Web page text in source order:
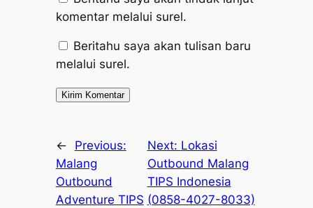
komentar melalui surel.
Beritahu saya akan tulisan baru
melalui surel.
←
Previous:
Malang
Outbound
Adventure TIPS
Next: Lokasi
Outbound Malang
TIPS Indonesia
(0858-4027-8033)